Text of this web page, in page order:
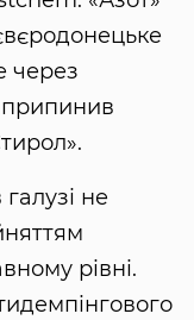
через
припинив
не
рівні.